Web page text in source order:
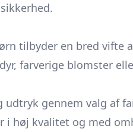
tilbyder en bred vifte
farverige blomster
gennem valg af
i høj kvalitet og med